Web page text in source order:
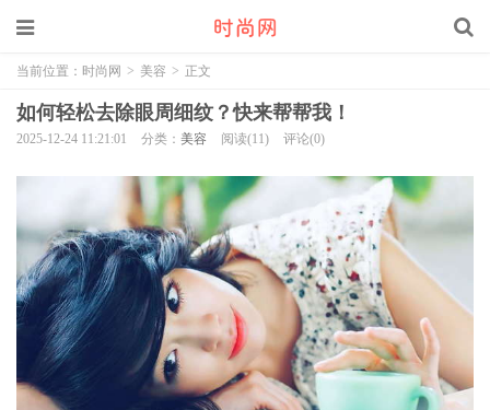
当前位置： 时尚网 > 美容 > 正文
如何轻松去除眼周细纹？快来帮帮我！
2025-12-24 11:21:01 分类： 美容 阅读(11) 评论(0)